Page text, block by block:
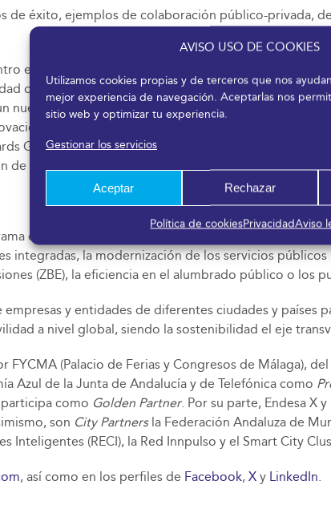
AVISO USO DE COOKIES
Utilizamos cookies propias y de terceros que nos
mejor experiencia de navegación. Aceptarlas nos
sitio web y optimizar tu experiencia.
Gestionar los servicios
Aceptar Rechazar
Política de cookiesPrivacidadAviso
de éxito, ejemplos de colaboración público-privada,
en España que conecta a los actores públicos y
como eje principal. En este sentido, y en línea con
nuevo encuentro exclusivamente para regidores y
como respuesta a los grandes desafíos que
Greencities & S-Moving’ y la tercera edición del
la Red de Ciudades Inteligentes (RECI).
de contenidos que busca ofrecer soluciones
integradas, la modernización de los servicios
(ZBE), la eficiencia en el alumbrado público o los
y entidades de diferentes ciudades y países
a nivel global, siendo la sostenibilidad el eje
(Palacio de Ferias y Congresos de Málaga),
Azul de la Junta de Andalucía y de Telefónica como
como Golden Partner. Por su parte, Endesa X
son City Partnersla Federación Andaluza de
Inteligentes (RECI), la Red Innpulso y el Smart City
, así como en los perfiles de Facebook, Xy LinkedIn.